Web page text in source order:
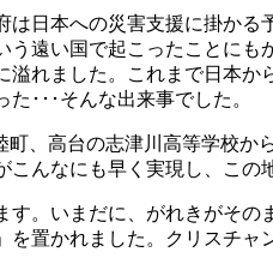
日本への災害支援に掛か
遠い国で起こったことに
れました。これまで日本
･･･そんな出来事でした。
町、高台の志津川高等学校
んなにも早く実現し、この
。いまだに、がれきがそ
置かれました。クリスチ